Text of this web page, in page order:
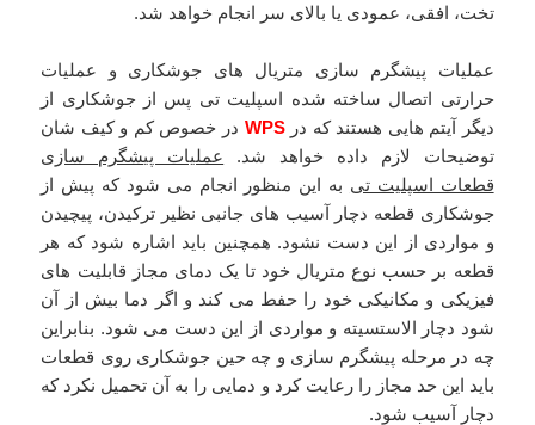
تخت، افقی، عمودی یا بالای سر انجام خواهد شد.
عملیات پیشگرم سازی متریال های جوشکاری و عملیات
حرارتی اتصال ساخته شده اسپلیت تی پس از جوشکاری از
دیگر آیتم هایی هستند که درWPS در خصوص کم و کیف شان
توضیحات لازم داده خواهد شد. عملیات پیشگرم سازی
قطعات اسپلیت تی به این منظور انجام می شود که پیش از
جوشکاری قطعه دچار آسیب های جانبی نظیر ترکیدن، پیچیدن
و مواردی از این دست نشود. همچنین باید اشاره شود که هر
قطعه بر حسب نوع متریال خود تا یک دمای مجاز قابلیت های
فیزیکی و مکانیکی خود را حفط می کند و اگر دما بیش از آن
شود دچار الاستسیته و مواردی از این دست می شود. بنابراین
چه در مرحله پیشگرم سازی و چه حین جوشکاری روی قطعات
باید این حد مجاز را رعایت کرد و دمایی را به آن تحمیل نکرد که
دچار آسیب شود.